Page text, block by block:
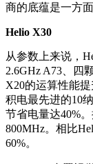
商的底蕴是一方
Helio X30
从参数上来说，
2.6GHz A73、四
X20的运算性能
积电最先进的10
节省电量达40%
800MHz。相比
60%。